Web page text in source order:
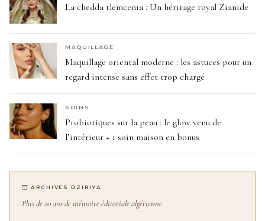
La chedda tlemcenia : Un héritage royal Zianide
MAQUILLAGE
Maquillage oriental moderne : les astuces pour un
regard intense sans effet trop chargé
SOINS
Probiotiques sur la peau : le glow venu de
l’intérieur + 1 soin maison en bonus
ARCHIVES DZIRIYA
Plus de 20 ans de mémoire éditoriale algérienne